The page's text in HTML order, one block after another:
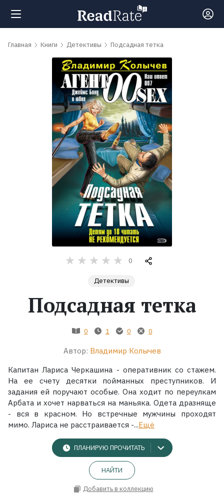
Поиск
Рейтинги
обсуждаемые
Экранизации
Главная Книги Детективы Подсадная тетка
0
Детективы
Подсадная тетка
0 1 0 0
Автор: Владимир Колычев
Капитан Лариса Черкашина - оперативник со стажем.
На ее счету десятки пойманных преступников. И
задания ей поручают особые. Она ходит по переулкам
Арбата и хочет нарваться на маньяка. Одета дразняще
- вся в красном. Но встречные мужчины проходят
мимо. Лариса не расстраивается -...Ещё
ПЛАНИРУЮ ПРОЧИТАТЬ
НАЙТИ
Добавить в коллекцию